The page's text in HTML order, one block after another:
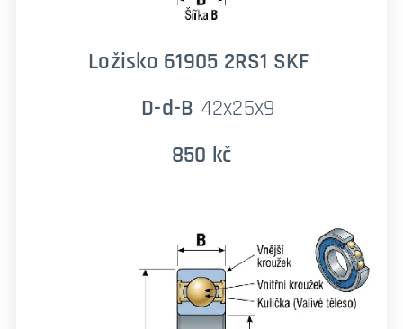
Ložisko 61905 2RS1 SKF
D-d-B 42x25x9
850 kč